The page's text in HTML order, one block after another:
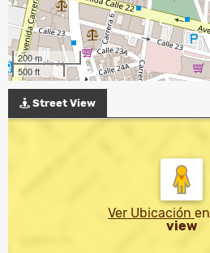
200 m
500 ft
Street View
Ver Ubicación en
view